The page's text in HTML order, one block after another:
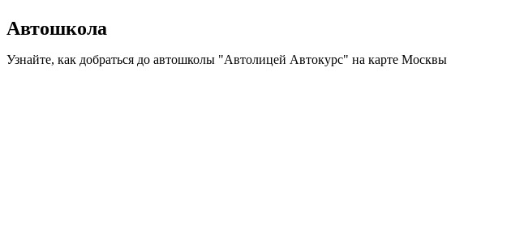
Автошкола
Узнайте, как добраться до автошколы "Автолицей Автокурс" на карте Москвы